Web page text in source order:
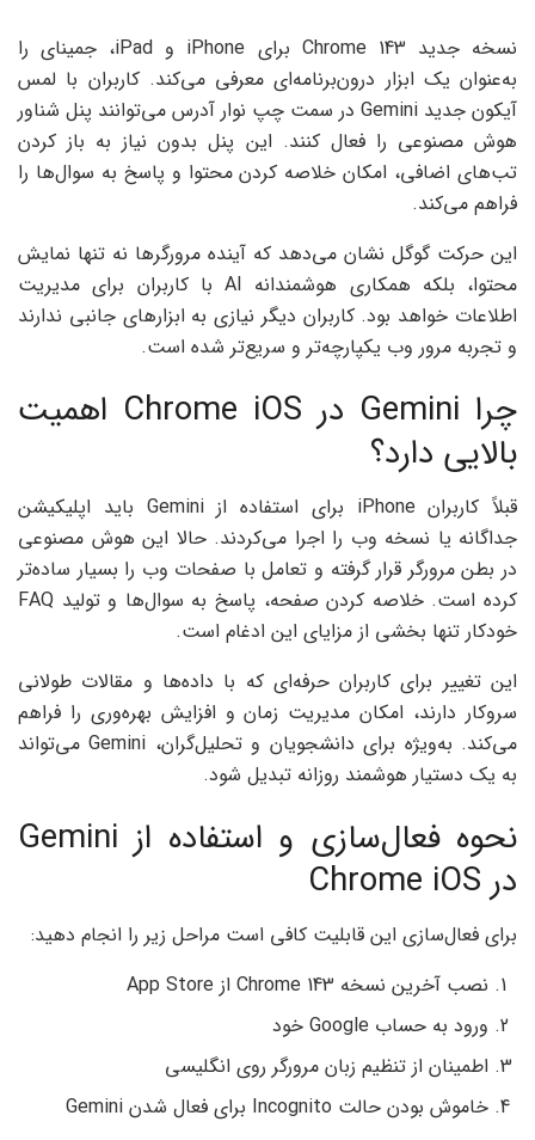
نسخه جدید Chrome 143 برای iPhone و iPad، جمینای را
به‌عنوان یک ابزار درون‌برنامه‌ای معرفی می‌کند. کاربران با لمس
آیکون جدید Gemini در سمت چپ نوار آدرس می‌توانند پنل شناور
هوش مصنوعی را فعال کنند. این پنل بدون نیاز به باز کردن
تب‌های اضافی، امکان خلاصه کردن محتوا و پاسخ به سوال‌ها را
فراهم می‌کند.
این حرکت گوگل نشان می‌دهد که آینده مرورگرها نه تنها نمایش
محتوا، بلکه همکاری هوشمندانه AI با کاربران برای مدیریت
اطلاعات خواهد بود. کاربران دیگر نیازی به ابزارهای جانبی ندارند
و تجربه مرور وب یکپارچه‌تر و سریع‌تر شده است.
چرا Gemini در Chrome iOS اهمیت
بالایی دارد؟
قبلاً کاربران iPhone برای استفاده از Gemini باید اپلیکیشن
جداگانه یا نسخه وب را اجرا می‌کردند. حالا این هوش مصنوعی
در بطن مرورگر قرار گرفته و تعامل با صفحات وب را بسیار ساده‌تر
کرده است. خلاصه کردن صفحه، پاسخ به سوال‌ها و تولید FAQ
خودکار تنها بخشی از مزایای این ادغام است.
این تغییر برای کاربران حرفه‌ای که با داده‌ها و مقالات طولانی
سروکار دارند، امکان مدیریت زمان و افزایش بهره‌وری را فراهم
می‌کند. به‌ویژه برای دانشجویان و تحلیل‌گران، Gemini می‌تواند
به یک دستیار هوشمند روزانه تبدیل شود.
نحوه فعال‌سازی و استفاده از Gemini
در Chrome iOS
برای فعال‌سازی این قابلیت کافی است مراحل زیر را انجام دهید:
نصب آخرین نسخه Chrome 143 از App Store
ورود به حساب Google خود
اطمینان از تنظیم زبان مرورگر روی انگلیسی
خاموش بودن حالت Incognito برای فعال شدن Gemini